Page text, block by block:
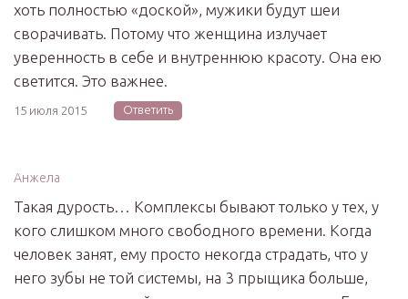
хоть полностью «доской», мужики будут шеи
сворачивать. Потому что женщина излучает
уверенность в себе и внутреннюю красоту. Она ею
светится. Это важнее.
15 июля 2015 Ответить
Анжела
Такая дурость… Комплексы бывают только у тех, у
кого слишком много свободного времени. Когда
человек занят, ему просто некогда страдать, что у
него зубы не той системы, на 3 прыщика больше,